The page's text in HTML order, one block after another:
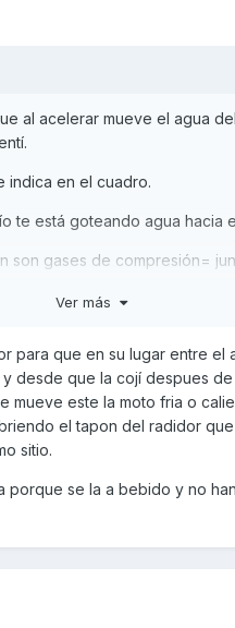
al acelerar mueve el agua
indica en el cuadro.
te está goteando agua hacia
son gases de compresión=
con toda seguridad.
motor se calienta,
ha bajado, y si no está el
por lo que el motor sigue
temperatura alta
real, con lo cuál el resultado
Ver más
para que en su lugar entre el
desde que la cojí despues
mueve este la moto fria o
el tapon del radidor
sitio.
porque se la a bebido y no